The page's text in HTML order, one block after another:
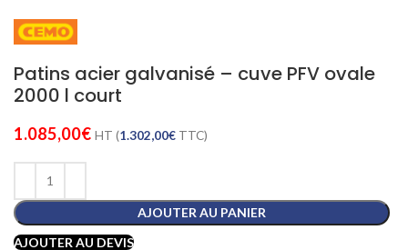
Patins acier galvanisé – cuve PFV ovale
2000 l court
1.085,00€ HT (1.302,00€ TTC)
AJOUTER AU PANIER
AJOUTER AU DEVIS